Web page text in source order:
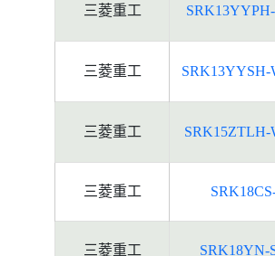
三菱重工
三菱重工 SRK13YYSH-
三菱重工 SRK15ZTLH-
三菱重工
三菱重工 SRK18YN-